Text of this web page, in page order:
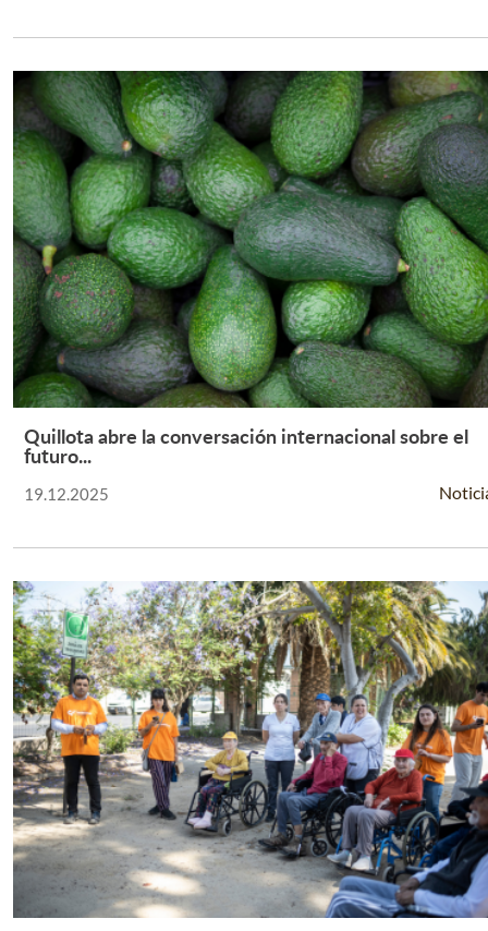
Leer Más +
Quillota abre la conversación internacional sobre el
futuro...
19.12.2025